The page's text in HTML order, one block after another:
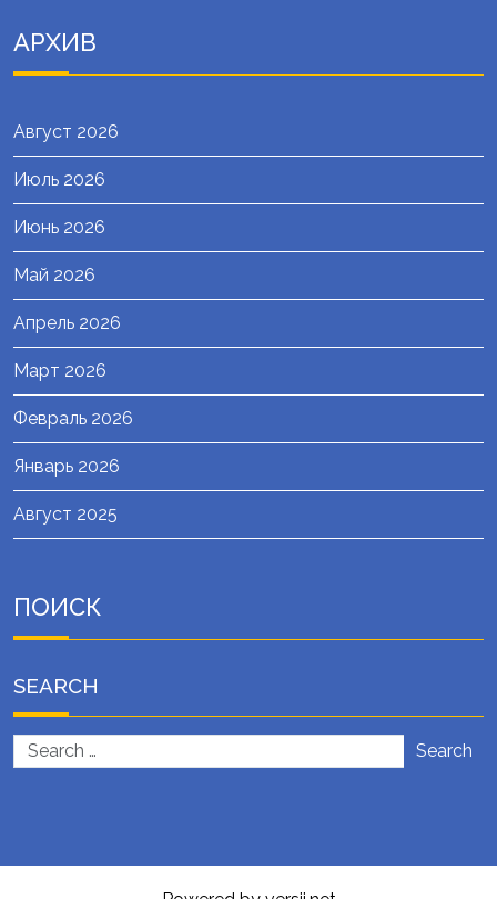
АРХИВ
Август 2026
Июль 2026
Июнь 2026
Май 2026
Апрель 2026
Март 2026
Февраль 2026
Январь 2026
Август 2025
ПОИСК
SEARCH
Search